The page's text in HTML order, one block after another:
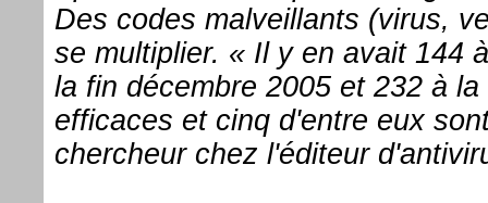
Des codes malveillants (virus,
se multiplier. « Il y en avait 144
la fin décembre 2005 et 232 à
efficaces et cinq d'entre eux
chercheur chez l'éditeur